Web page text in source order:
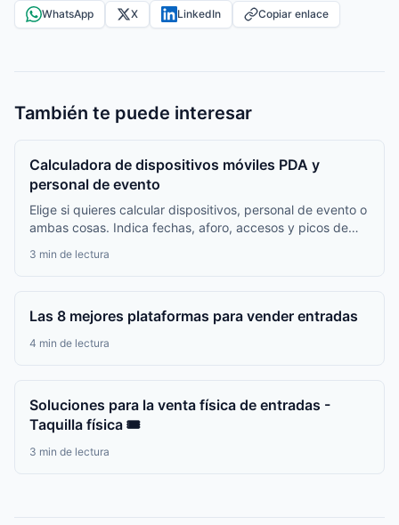
WhatsApp X LinkedIn Copiar enlace
También te puede interesar
Calculadora de dispositivos móviles PDA y
personal de evento
Elige si quieres calcular dispositivos, personal de evento o
ambas cosas. Indica fechas, aforo, accesos y picos de
presupuesto final ajustable.
3 min de lectura
Las 8 mejores plataformas para vender entradas
4 min de lectura
Soluciones para la venta física de entradas -
Taquilla física 🎟️
3 min de lectura